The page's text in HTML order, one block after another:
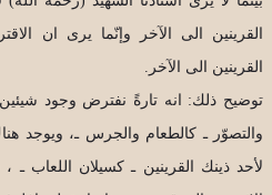
القرينين الى الآخر وإنّما يرى ان
القرينين الى الآخر.
توضيح ذلك: انه تارةً نفترض وجود شيئين
والتصوّر ـ كالطعام والجرس ـ، ويوجد
لأحد ذينك القرينين ـ كسيلان اللعاب ـ